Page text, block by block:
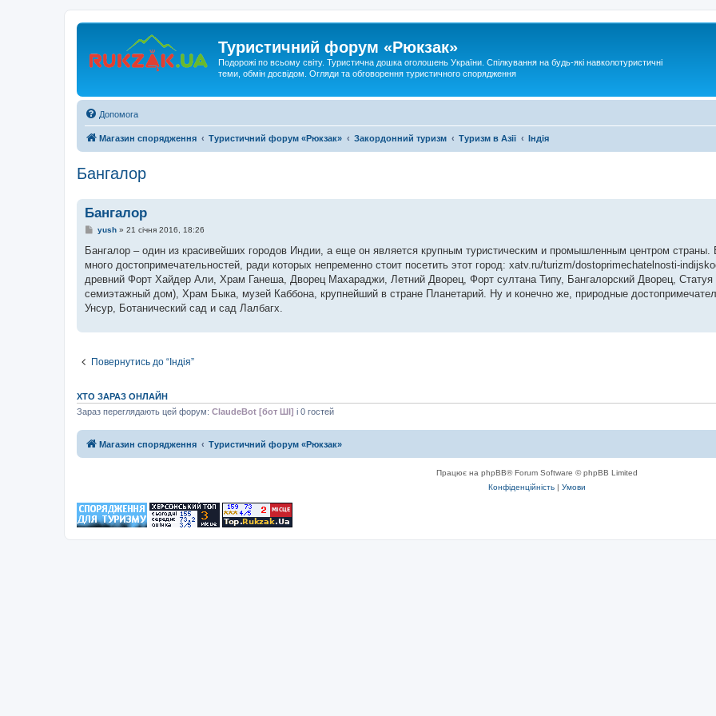
Туристичний форум «Рюкзак»
Подорожі по всьому світу. Туристична дошка оголошень України. Спілкування на будь-які навколотуристичні
теми, обмін досвідом. Огляди та обговорення туристичного спорядження
Допомога
Магазин спорядження Туристичний форум «Рюкзак» Закордонний туризм Туризм в Азії Індія
Бангалор
Бангалор
П
в
д
о
л
е
я
yush» 21 січня 2016, 18:26
Бангалор – один из красивейших городов Индии, а еще он является крупным туристическим и промышленным центром страны.
много достопримечательностей, ради которых непременно стоит посетить этот город: xatv.ru/turizm/dostoprimechatelnosti-
древний Форт Хайдер Али, Храм Ганеша, Дворец Махараджи, Летний Дворец, Форт султана Типу, Бангалорский Дворец,
семиэтажный дом), Храм Быка, музей Каббона, крупнейший в стране Планетарий. Ну и конечно же, природные
Унсур, Ботанический сад и сад Лалбагх.
Повернутись до “Індія”
ХТО ЗАРАЗ ОНЛАЙН
Зараз переглядають цей форум: ClaudeBot [бот ШІ] і 0 гостей
Магазин спорядження Туристичний форум «Рюкзак»
Працює на phpBB® Forum Software © phpBB Limited
Конфіденційність | Умови